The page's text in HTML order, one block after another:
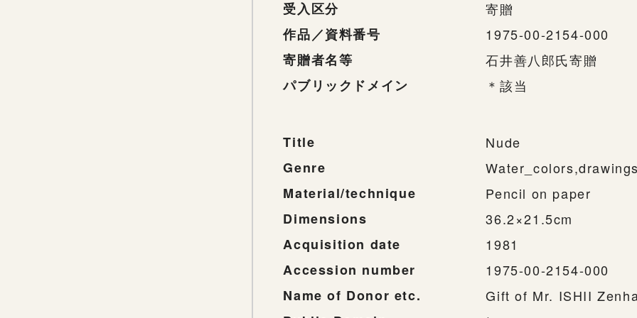
受入区分
寄贈
作品／資料番号
1975-00-2154-000
寄贈者名等
石井善八郎氏寄贈
パブリックドメイン
＊該当
Title
Nude
Genre
Water_colors,drawings
Material/technique
Pencil on paper
Dimensions
36.2×21.5cm
Acquisition date
1981
Accession number
1975-00-2154-000
Name of Donor etc.
Gift of Mr. ISHII